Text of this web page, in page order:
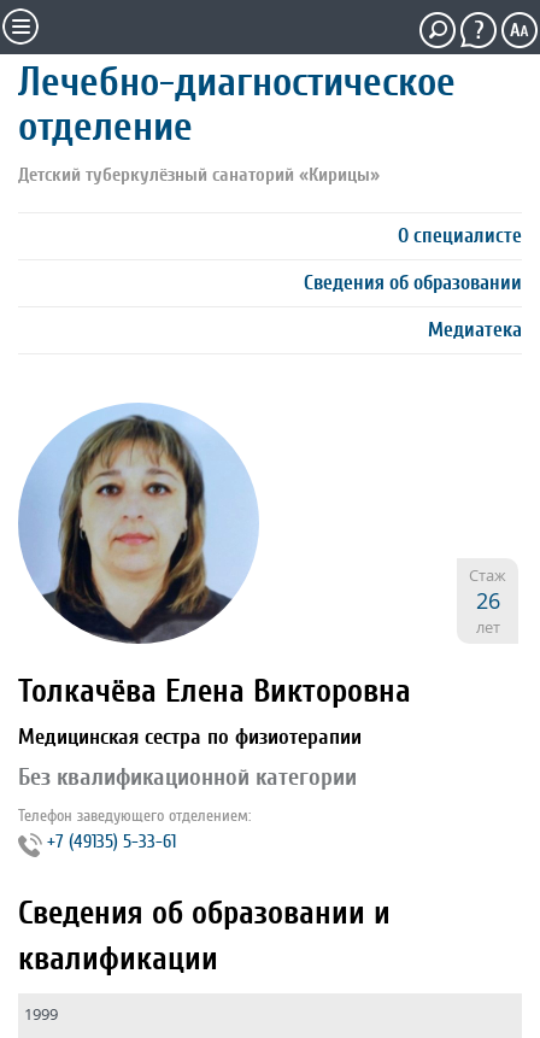
Лечебно-диагностическое
отделение
Детский туберкулёзный санаторий «Кирицы»
О специалисте
Сведения об образовании
Медиатека
Стаж
26
лет
Толкачёва Елена Викторовна
Медицинская сестра по физиотерапии
Без квалификационной категории
Телефон заведующего отделением:
+7 (49135) 5-33-61
Сведения об образовании и
квалификации
1999